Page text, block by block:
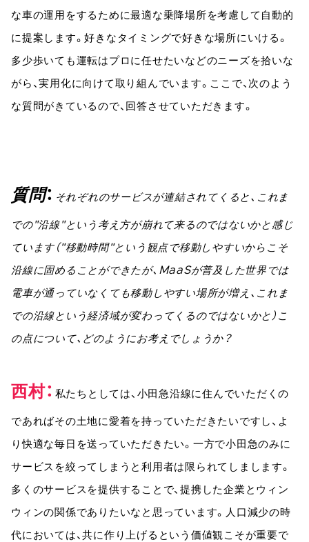
な車の運用をするために最適な乗降場所を考慮して自動的
に提案します。好きなタイミングで好きな場所にいける。
多少歩いても運転はプロに任せたいなどのニーズを拾いな
がら、実用化に向けて取り組んでいます。ここで、次のよう
な質問がきているので、回答させていただきます。
質問 それぞれのサービスが連結されてくると、これま
での"沿線"という考え方が崩れて来るのではないかと感じ
ています（"移動時間"という観点で移動しやすいからこそ
沿線に固めることができたが、MaaSが普及した世界では
電車が通っていなくても移動しやすい場所が増え、これま
での沿線という経済域が変わってくるのではないかと）こ
の点について、どのようにお考えでしょうか？
西村 私たちとしては、小田急沿線に住んでいただくの
であればその土地に愛着を持っていただきたいですし、よ
り快適な毎日を送っていただきたい。一方で小田急のみに
サービスを絞ってしまうと利用者は限られてしまします。
多くのサービスを提供することで、提携した企業とウィン
ウィンの関係でありたいなと思っています。人口減少の時
代においては、共に作り上げるという価値観こそが重要で